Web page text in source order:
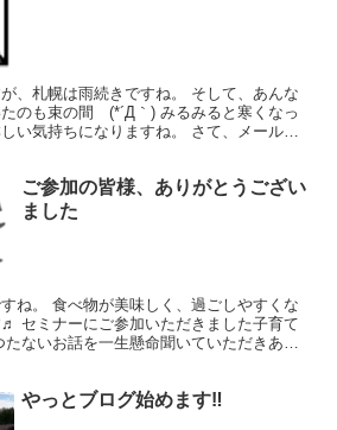
、札幌は雨続きですね。 そして、あんな
のも束の間 (*´Д｀) みるみると寒くなっ
い気持ちになりますね。 さて、メール相
ご参加の皆様、ありがとうござい
ました
ね。 食べ物が美味しく、過ごしやすくな
セミナーにご参加いただきました子育て
ないお話を一生懸命聞いていただきあり
やっとブログ始めます‼️